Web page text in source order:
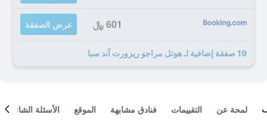
601 ﷼ عرض الصفقة
19 صفقة إضافية لـ هوتل مراجو ريزورت آند سبا
لمحة عن التقييمات فنادق مشابهة الموقع الأسئلة الشائعة